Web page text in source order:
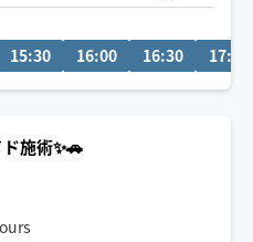
術をご希望される方はご
15:30 16:00 16:30 17:00
施術✨🚗